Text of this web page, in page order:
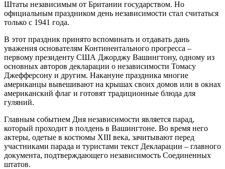
Штаты независимым от Британии государством. Но
официальным праздником день независимости стал считаться
только с 1941 года.
В этот праздник принято вспоминать и отдавать дань
уважения основателям Континентального прогресса –
первому президенту США Джорджу Вашингтону, одному из
основных авторов декларации о независимости Томасу
Джефферсону и другим. Накануне праздника многие
американцы вывешивают на крышах своих домов или в окнах
американский флаг и готовят традиционные блюда для
гуляний.
Главным событием Дня независимости является парад,
который проходит в полдень в Вашингтоне. Во время него
актеры, одетые в костюмы XIII века, зачитывают перед
участниками парада и туристами текст Декларации – главного
документа, подтверждающего независимость Соединенных
штатов.